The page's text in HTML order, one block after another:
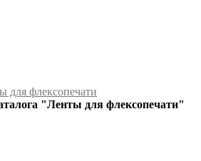
для флексопечати
"Ленты для флексопечати"